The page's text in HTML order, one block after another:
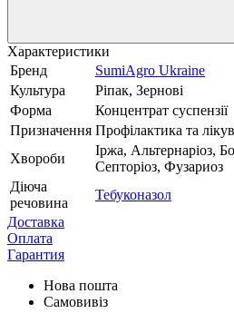
Характеристики
Бренд
SumiAgro Ukraine
Культура
Ріпак, Зернові
Форма
Концентрат суспензії
Призначення Профілактика та
Хвороби
Іржа, Альтернаріоз,
Септоріоз, Фузариоз
Діюча
речовина
Тебуконазол
Доставка
Оплата
Гарантия
Нова пошта
Самовивіз